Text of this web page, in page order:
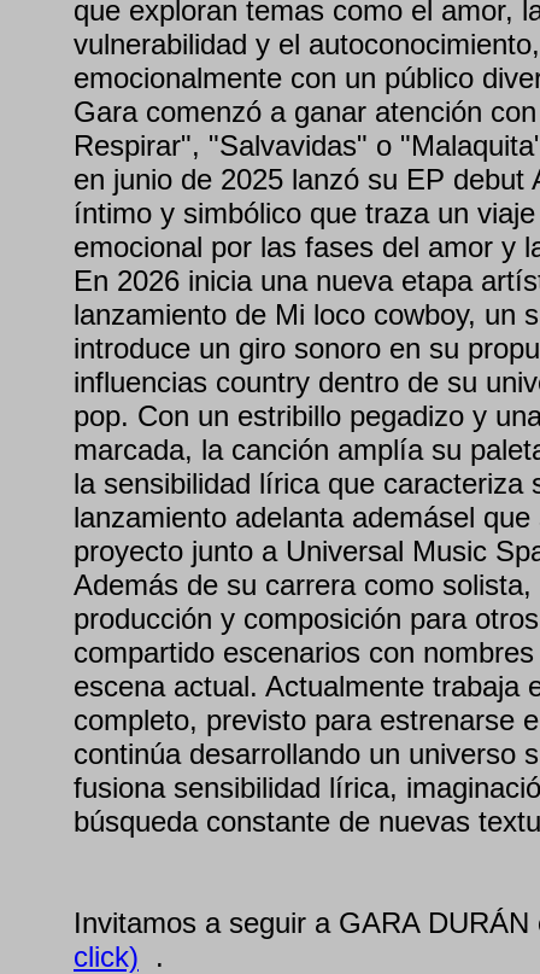
que exploran temas como el amor,
vulnerabilidad y el
emocionalmente con un público
Gara comenzó a ganar atención
Respirar", "Salvavidas" o
en junio de 2025 lanzó su EP debut
íntimo y simbólico que traza un viaje
emocional por las fases del amor y
En 2026 inicia una nueva etapa
lanzamiento de Mi loco cowboy, un
introduce un giro sonoro en su
influencias country dentro de su
pop. Con un estribillo pegadizo y
marcada, la canción amplía su
la sensibilidad lírica que caracteriza
lanzamiento adelanta ademásel
proyecto junto a Universal Music
Además de su carrera como
producción y composición para
compartido escenarios con
escena actual. Actualmente trabaja
completo, previsto para estrenarse
continúa desarrollando un universo
fusiona sensibilidad lírica,
búsqueda constante de nuevas
Invitamos a seguir a GARA
click) .